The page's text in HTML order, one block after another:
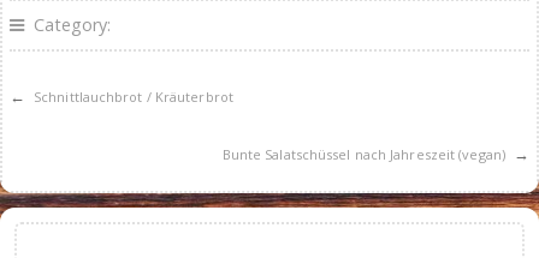
Category:
← Schnittlauchbrot / Kräuterbrot
Bunte Salatschüssel nach Jahreszeit (vegan) →